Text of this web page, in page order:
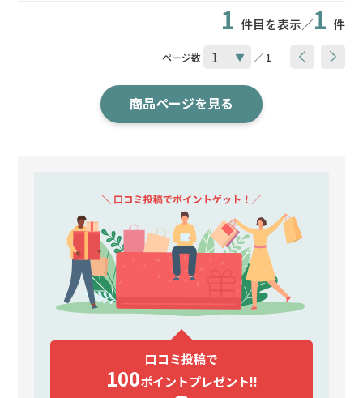
1 件目を表示／1 件
ページ数 ／ 1
商品ページを見る
口コミ投稿で
100ポイントプレゼント!!